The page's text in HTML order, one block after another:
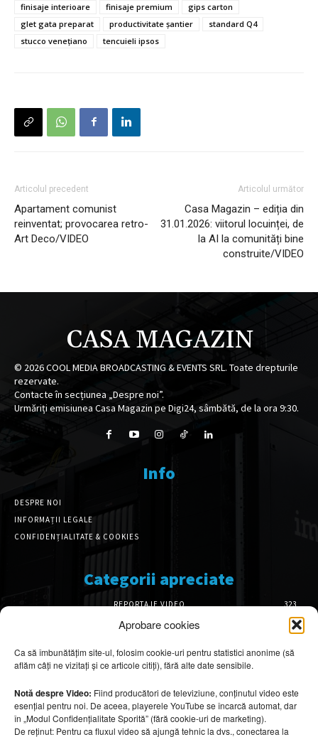
Aprobare cookies
Ca să îmbunătățim site-ul, folosim cookie-uri pentru statistici anonime (să
aflăm câți ne vizitați și ce articole citiți), fără alte date sensibile.
Notă despre Video: Fiind producători de televiziune, conținutul video este
esențial pentru noi. De aceea, playerele YouTube se încarcă automat, dar
în „Modul Confidențialitate Sporită” (fără cookie-uri de marketing).
De reținut: Pentru ca fluxul video să ajungă tehnic la dvs., conectarea la
finisaje interioare
finisaje premium
gips carton
glet gata preparat
productivitate șantier
standard Q4
stucco venețiano
tencuieli ipsos
Articolul precedent
Apartament comunist
reinventat; provocarea retro-
Art Deco/VIDEO
Articolul următor
Casa Magazin – ediția din
31.01.2026: viitorul locuinței, de
la AI la comunități bine
construite/VIDEO
CASA MAGAZIN
© 2026COOL MEDIA BROADCASTING & EVENTS SRL. Toate drepturile
rezervate.
Contacte în secțiunea „Despre noi”.
Urmăriți emisiunea Casa Magazin pe Digi24, sâmbătă, de la ora 9:30.
Info
DESPRE NOI
INFORMAȚII LEGALE
CONFIDENȚIALITATE & COOKIES
Categorii apreciate
REPORTAJE VIDEO
323
AMENAJĂRI INTERIOARE
126
DESIGN INTERIOR
64
ARHITECTURĂ & DESIGN
OPINII & ANALIZE
43
Articole recomandate